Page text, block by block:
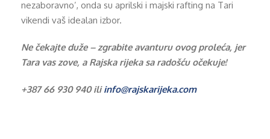
nezaboravno’, onda su aprilski i majski rafting na Tari
vikendi vaš idealan izbor.
Ne čekajte duže – zgrabite avanturu ovog proleća, jer
Tara vas zove, a Rajska rijeka sa radošću očekuje!
+387 66 930 940 iliinfo@rajskarijeka.com